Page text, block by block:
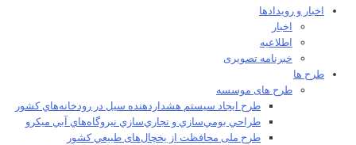
اخبار و رویدادها
اخبار
اطلاعیه
خبرنامه تصویری
طرح ها
طرح های موسسه
طرح ايجاد سيستم هشداردهنده سيل در رودخانه‌هاي كشور
طراحي بومي‌سازي و تجاري‌سازي نيروگاه‌هاي آبي ميکرو
طرح ملی محافظت از يخچال‌های طبيعي كشور